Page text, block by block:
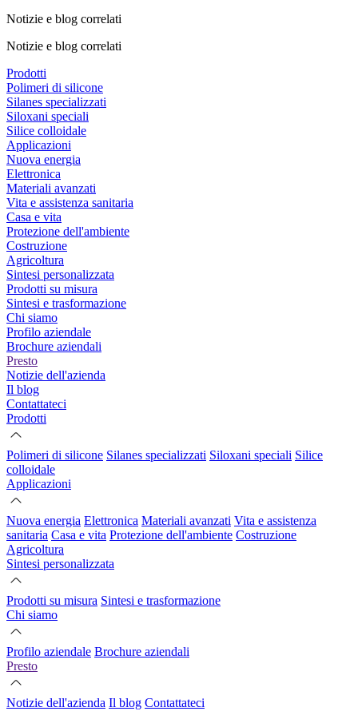
Notizie e blog correlati
Notizie e blog correlati
Prodotti
Polimeri di silicone
Silanes specializzati
Siloxani speciali
Silice colloidale
Applicazioni
Nuova energia
Elettronica
Materiali avanzati
Vita e assistenza sanitaria
Casa e vita
Protezione dell'ambiente
Costruzione
Agricoltura
Sintesi personalizzata
Prodotti su misura
Sintesi e trasformazione
Chi siamo
Profilo aziendale
Brochure aziendali
Presto
Notizie dell'azienda
Il blog
Contattateci
Prodotti
Polimeri di silicone Silanes specializzati Siloxani speciali Silice
colloidale
Applicazioni
Nuova energia Elettronica Materiali avanzati Vita e assistenza
sanitaria Casa e vita Protezione dell'ambiente Costruzione
Agricoltura
Sintesi personalizzata
Prodotti su misura Sintesi e trasformazione
Chi siamo
Profilo aziendale Brochure aziendali
Presto
Notizie dell'azienda Il blog Contattateci